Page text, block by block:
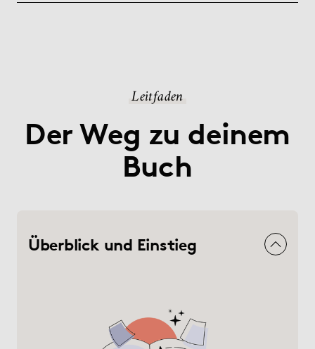
Leitfaden
Der Weg zu deinem
Buch
Überblick und Einstieg